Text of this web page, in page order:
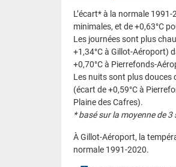
L’écart* à la normale
minimales, et de +0,63°C
Les journées sont plus
+1,34°C à Gillot-Aéroport)
+0,70°C à Pierrefonds-
Les nuits sont plus douces
(écart de +0,59°C à
Plaine des Cafres).
* basé sur la moyenne de
À Gillot-Aéroport, la
normale 1991-2020.